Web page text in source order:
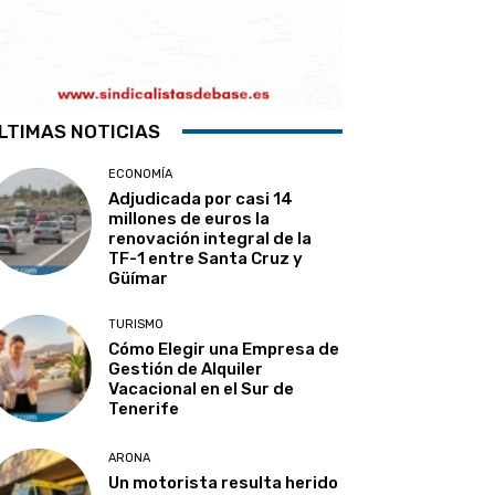
NOTICIAS
ECONOMÍA
Adjudicada por casi 14
millones de euros la
renovación integral de la
TF-1 entre Santa Cruz y
Güímar
TURISMO
Cómo Elegir una Empresa de
Gestión de Alquiler
Vacacional en el Sur de
Tenerife
ARONA
Un motorista resulta herido